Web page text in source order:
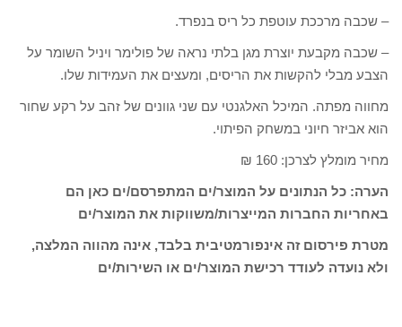
– שכבה מרככת עוטפת כל ריס בנפרד.
– שכבה מקבעת יוצרת מגן בלתי נראה של פולימר ויניל השומר על
הצבע מבלי להקשות את הריסים, ומעצים את העמידות שלו.
מחווה מפתה. המיכל האלגנטי עם שני גוונים של זהב על רקע שחור
הוא אביזר חיוני במשחק הפיתוי.
מחיר מומלץ לצרכן: 160 ₪
הערה: כל הנתונים על המוצר/ים המתפרסם/ים כאן הם
באחריות החברות המייצרות/משווקות את המוצר/ים
מטרת פירסום זה אינפורמטיבית בלבד, אינה מהווה המלצה,
ולא נועדה לעודד רכישת המוצר/ים או השירות/ים